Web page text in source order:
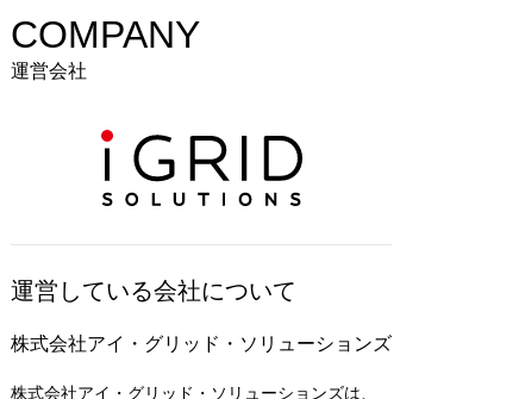
COMPANY
運営会社
運営している会社について
株式会社アイ・グリッド・ソリューションズ
株式会社アイ・グリッド・ソリューションズは、